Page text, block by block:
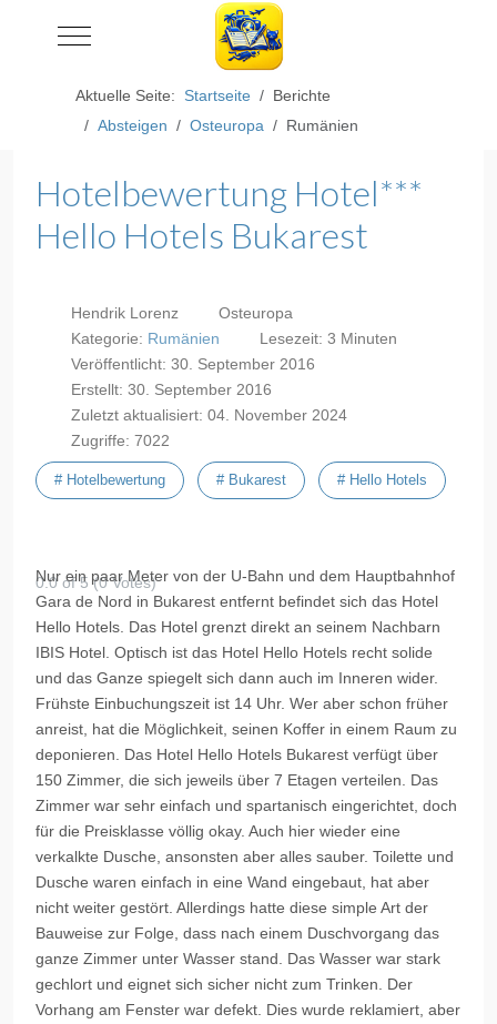
Mobile Menu Toggle
Aktuelle Seite: Startseite
Berichte
Absteigen
Osteuropa Rumänien
Hotelbewertung Hotel***
Hello Hotels Bukarest
Hendrik Lorenz
Osteuropa
Kategorie: Rumänien
Lesezeit: 3 Minuten
Veröffentlicht: 30. September 2016
Erstellt: 30. September 2016
Zuletzt aktualisiert: 04. November 2024
Zugriffe: 7022
# Hotelbewertung # Bukarest # Hello Hotels
0.0 of 5 (0 Votes)
Nur ein paar Meter von der U-Bahn und dem Hauptbahnhof
Gara de Nord in Bukarest entfernt befindet sich das Hotel
Hello Hotels. Das Hotel grenzt direkt an seinem Nachbarn
IBIS Hotel. Optisch ist das Hotel Hello Hotels recht solide
und das Ganze spiegelt sich dann auch im Inneren wider.
Frühste Einbuchungszeit ist 14 Uhr. Wer aber schon früher
anreist, hat die Möglichkeit, seinen Koffer in einem Raum zu
deponieren. Das Hotel Hello Hotels Bukarest verfügt über
150 Zimmer, die sich jeweils über 7 Etagen verteilen. Das
Zimmer war sehr einfach und spartanisch eingerichtet, doch
für die Preisklasse völlig okay. Auch hier wieder eine
verkalkte Dusche, ansonsten aber alles sauber. Toilette und
Dusche waren einfach in eine Wand eingebaut, hat aber
nicht weiter gestört. Allerdings hatte diese simple Art der
Bauweise zur Folge, dass nach einem Duschvorgang das
ganze Zimmer unter Wasser stand. Das Wasser war stark
gechlort und eignet sich sicher nicht zum Trinken. Der
Vorhang am Fenster war defekt. Dies wurde reklamiert, aber